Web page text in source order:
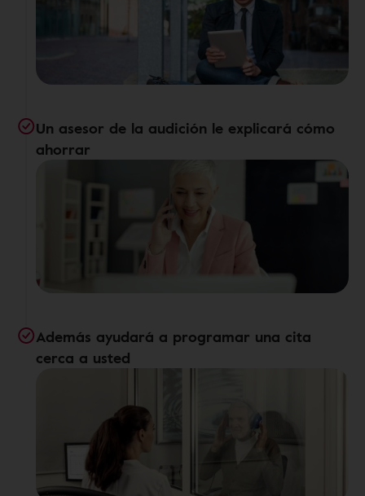
Un asesor de la audición le explicará cómo
ahorrar
Además ayudará a programar una cita
cerca a usted